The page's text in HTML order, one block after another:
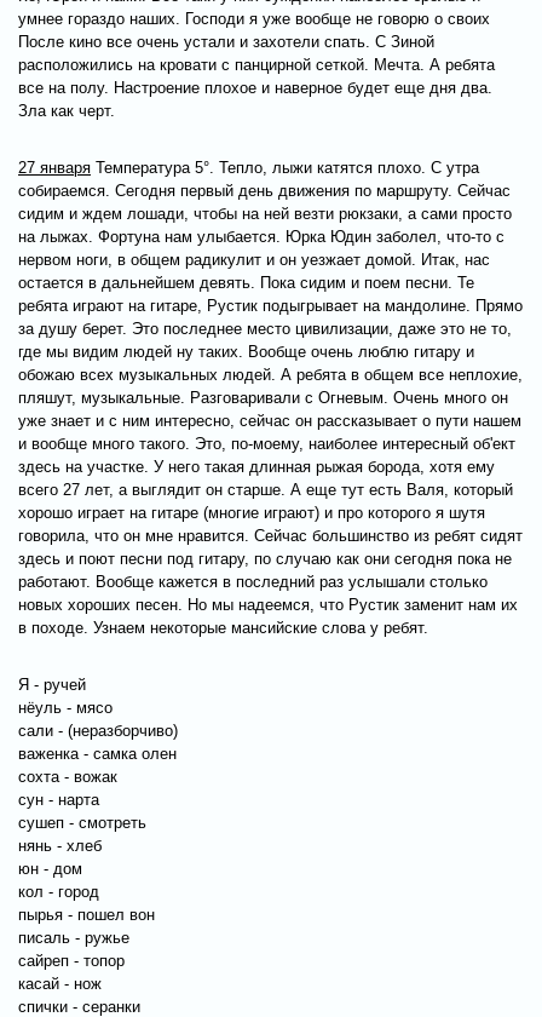
умнее гораздо наших. Господи я уже вообще не говорю о своих
После кино все очень устали и захотели спать. С Зиной
расположились на кровати с панцирной сеткой. Мечта. А ребята
все на полу. Настроение плохое и наверное будет еще дня два.
Зла как черт.
27 января Температура 5°. Тепло, лыжи катятся плохо. С утра
собираемся. Сегодня первый день движения по маршруту. Сейчас
сидим и ждем лошади, чтобы на ней везти рюкзаки, а сами просто
на лыжах. Фортуна нам улыбается. Юрка Юдин заболел, что-то с
нервом ноги, в общем радикулит и он уезжает домой. Итак, нас
остается в дальнейшем девять. Пока сидим и поем песни. Те
ребята играют на гитаре, Рустик подыгрывает на мандолине. Прямо
за душу берет. Это последнее место цивилизации, даже это не то,
где мы видим людей ну таких. Вообще очень люблю гитару и
обожаю всех музыкальных людей. А ребята в общем все неплохие,
пляшут, музыкальные. Разговаривали с Огневым. Очень много он
уже знает и с ним интересно, сейчас он рассказывает о пути нашем
и вообще много такого. Это, по-моему, наиболее интересный об'ект
здесь на участке. У него такая длинная рыжая борода, хотя ему
всего 27 лет, а выглядит он старше. А еще тут есть Валя, который
хорошо играет на гитаре (многие играют) и про которого я шутя
говорила, что он мне нравится. Сейчас большинство из ребят сидят
здесь и поют песни под гитару, по случаю как они сегодня пока не
работают. Вообще кажется в последний раз услышали столько
новых хороших песен. Но мы надеемся, что Рустик заменит нам их
в походе. Узнаем некоторые мансийские слова у ребят.
Я - ручей
нёуль - мясо
сали - (неразборчиво)
важенка - самка олен
сохта - вожак
сун - нарта
сушеп - смотреть
нянь - хлеб
юн - дом
кол - город
пырья - пошел вон
писаль - ружье
сайреп - топор
касай - нож
спички - серанки